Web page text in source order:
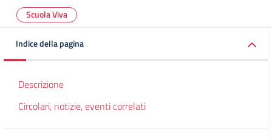
Scuola Viva
Indice della pagina
Descrizione
Circolari, notizie, eventi correlati